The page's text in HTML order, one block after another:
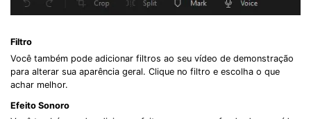
Filtro
Você também pode adicionar filtros ao seu vídeo de demonstração
para alterar sua aparência geral. Clique no filtro e escolha o que
achar melhor.
Efeito Sonoro